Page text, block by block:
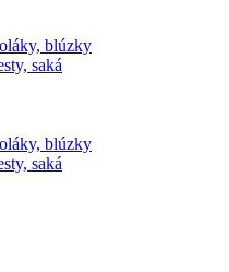
blúzky
saká
blúzky
saká